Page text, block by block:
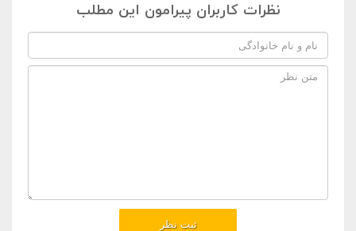
نظرات کاربران پیرامون این مطلب